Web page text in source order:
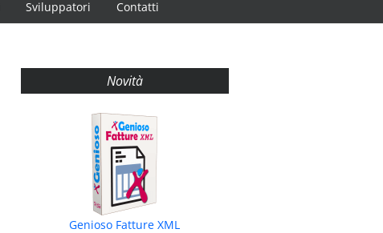
Sviluppatori Contatti
Novità
Genioso Fatture XML